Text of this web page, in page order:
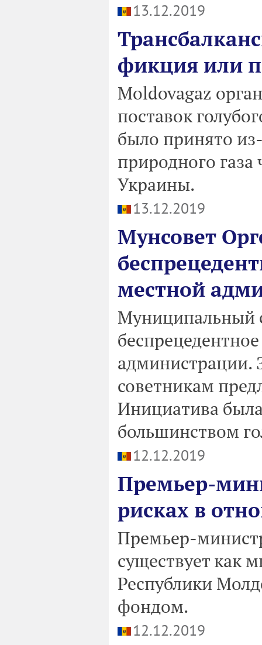
13.12.2019
фикция или
Moldovagaz
поставок
было принято
природного газа
Украины.
13.12.2019
Мунсовет
местной
Муниципальный
администрации.
советникам
Инициатива
большинством
12.12.2019
Премьер-
рисках в
Премьер-
существует как
Республики
фондом.
12.12.2019